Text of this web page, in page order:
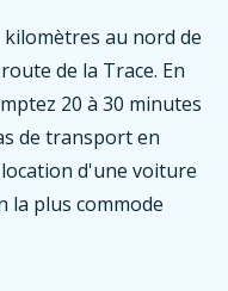
au nord de
de la Trace. En
20 à 30 minutes
de transport en
d'une voiture
la plus commode